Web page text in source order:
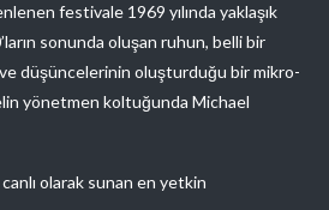
festivale 1969 yılında yaklaşık
sonunda oluşan ruhun, belli bir
ve düşüncelerinin oluşturduğu bir mikro-
yönetmen koltuğunda Michael
olarak sunan en yetkin